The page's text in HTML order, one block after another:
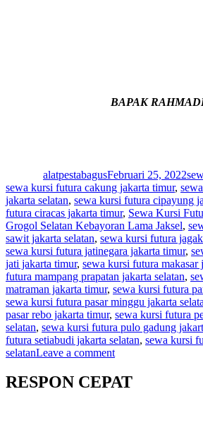
BAPAK
alatpestabagusFebruari 25, 2022
sewa kursi futura cakung jakarta timur,
jakarta selatan, sewa kursi futura cipayung
futura ciracas jakarta timur, Sewa Kursi
Grogol Selatan Kebayoran Lama Jaksel,
sawit jakarta selatan, sewa kursi futura
sewa kursi futura jatinegara jakarta timur,
jati jakarta timur, sewa kursi futura makasar
futura mampang prapatan jakarta selatan,
matraman jakarta timur, sewa kursi futura
sewa kursi futura pasar minggu jakarta
pasar rebo jakarta timur, sewa kursi futura
selatan, sewa kursi futura pulo gadung
futura setiabudi jakarta selatan, sewa kursi
selatanLeave a commenton
Kursi
Futura
RESPON CEPAT